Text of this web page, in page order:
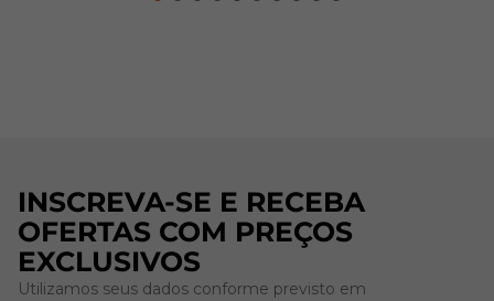
INSCREVA-SE E RECEBA
OFERTAS COM PREÇOS
EXCLUSIVOS
Utilizamos seus dados conforme previsto em